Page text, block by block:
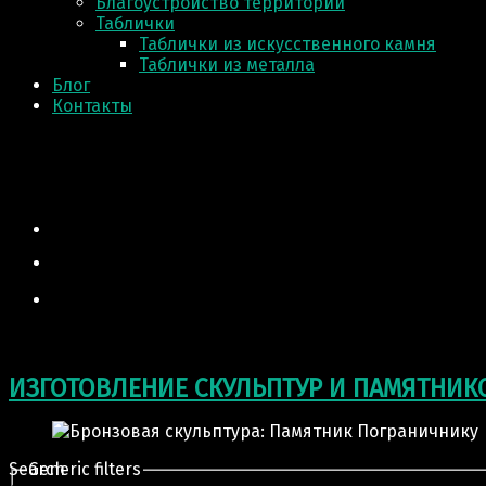
Таблички
Таблички из искусственного камня
Таблички из металла
Блог
Контакты
ИЗГОТОВЛЕНИЕ СКУЛЬПТУР И
Search
Generic filters